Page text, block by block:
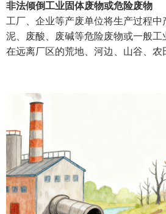
非法倾倒工业固体废物或危险废物
工厂、企业等产废单位将生产过程
泥、废酸、废碱等危险废物或一般工
在远离厂区的荒地、河边、山谷、农